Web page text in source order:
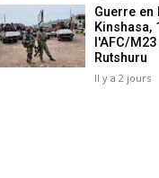
Guerre en
Kinshasa,
l'AFC/
Rutshuru
Il y a 2 jours